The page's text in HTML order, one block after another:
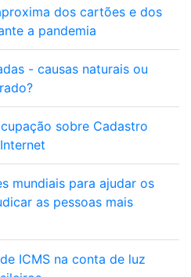
dos cartões e dos
a pandemia
- causas naturais ou
sobre Cadastro
mundiais para ajudar os
as pessoas mais
ICMS na conta de luz